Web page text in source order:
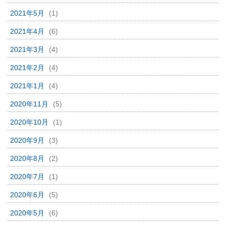
2021年5月 (1)
2021年4月 (6)
2021年3月 (4)
2021年2月 (4)
2021年1月 (4)
2020年11月 (5)
2020年10月 (1)
2020年9月 (3)
2020年8月 (2)
2020年7月 (1)
2020年6月 (5)
2020年5月 (6)